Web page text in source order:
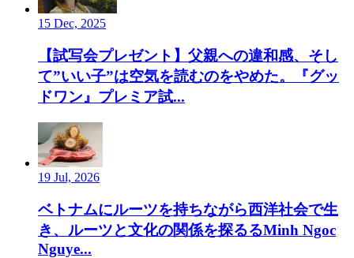
15 Dec, 2025
【試写会プレゼント】父親への違和感、そし
て”いい子”は空気を読むのをやめた。『グッ
ドワン』プレミア試...
19 Jul, 2026
ベトナムにルーツを持ちながら西洋社会で生
き、ルーツと文化の関係を探るるMinh Ngoc
Nguye...